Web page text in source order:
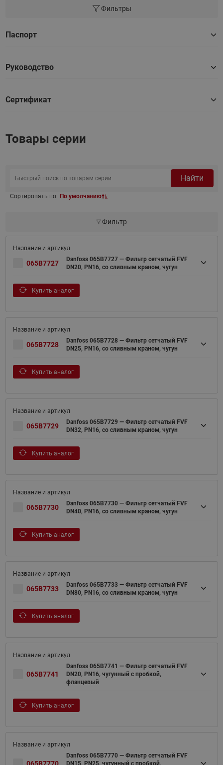
Фильтры
Паспорт
Руководство
Сертификат
Товары серии
Найти
Сортировать по: По умолчанию
Фильтр
065B7727
Danfoss 065B7727 — Фильтр сетчатый FVF
DN20, PN16, со сливным краном, чугун
Купить аналог
065B7728
Danfoss 065B7728 — Фильтр сетчатый FVF
DN25, PN16, со сливным краном, чугун
Купить аналог
065B7729
Danfoss 065B7729 — Фильтр сетчатый FVF
DN32, PN16, со сливным краном, чугун
Купить аналог
065B7730
Danfoss 065B7730 — Фильтр сетчатый FVF
DN40, PN16, со сливным краном, чугун
Купить аналог
065B7733
Danfoss 065B7733 — Фильтр сетчатый FVF
DN80, PN16, со сливным краном, чугун
Купить аналог
065B7741
Danfoss 065B7741 — Фильтр сетчатый FVF
DN20, PN16, чугунный с пробкой,
фланцевый
Купить аналог
Danfoss 065B7770 — Фильтр сетчатый FVF
DN15, PN25, чугунный с пробкой,